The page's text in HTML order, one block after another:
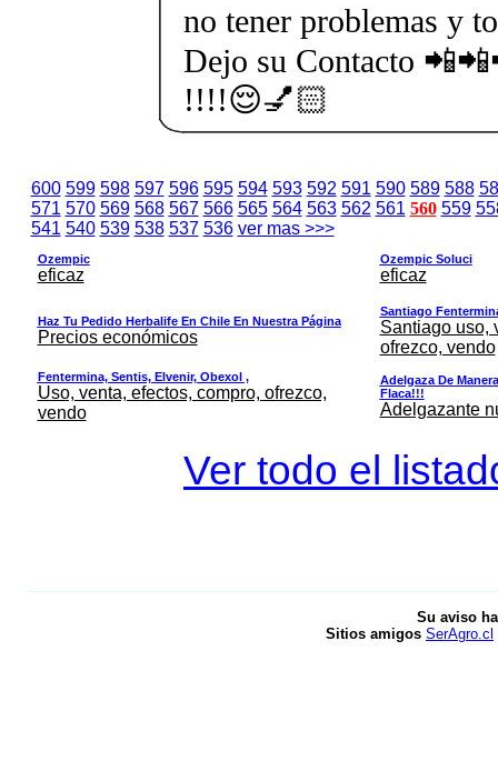
no tener problemas y
Dejo su Contacto
!!!!😌💅🏻
600 599 598 597 596 595 594 593 592 591 590 589 588
571 570 569 568 567 566 565 564 563 562 561 560 559
541 540 539 538 537 536 ver mas >>>
Ozempic
eficaz
Ozempic Soluci
eficaz
Haz Tu Pedido Herbalife En Chile En Nuestra Página
Precios económicos
Santiago
Santiago uso,
ofrezco, vendo
Fentermina, Sentis, Elvenir, Obexol ,
Uso, venta, efectos, compro, ofrezco,
vendo
Adelgaza De
Flaca!!!
Adelgazante
Ver todo el
Su aviso
Sitios amigos SerAgro.cl